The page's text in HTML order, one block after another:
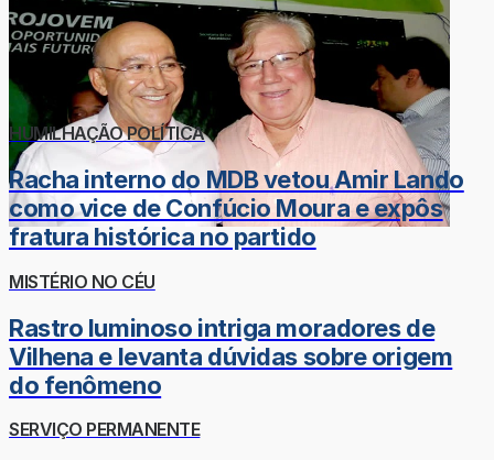
HUMILHAÇÃO POLÍTICA
Racha interno do MDB vetou Amir Lando
como vice de Confúcio Moura e expôs
fratura histórica no partido
MISTÉRIO NO CÉU
Rastro luminoso intriga moradores de
Vilhena e levanta dúvidas sobre origem
do fenômeno
SERVIÇO PERMANENTE